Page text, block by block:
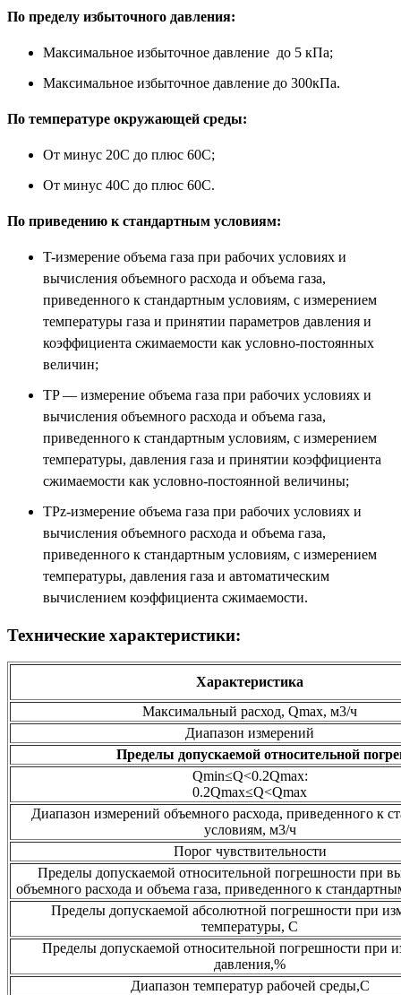
По пределу избыточного давления:
Максимальное избыточное давление до 5 кПа;
Максимальное избыточное давление до 300кПа.
По температуре окружающей среды:
От минус 20С до плюс 60С;
От минус 40С до плюс 60С.
По приведению к стандартным условиям:
T-измерение объема газа при рабочих условиях и
вычисления объемного расхода и объема газа,
приведенного к стандартным условиям, с измерением
температуры газа и принятии параметров давления и
коэффициента сжимаемости как условно-постоянных
величин;
TP — измерение объема газа при рабочих условиях и
вычисления объемного расхода и объема газа,
приведенного к стандартным условиям, с измерением
температуры, давления газа и принятии коэффициента
сжимаемости как условно-постоянной величины;
TPz-измерение объема газа при рабочих условиях и
вычисления объемного расхода и объема газа,
приведенного к стандартным условиям, с измерением
температуры, давления газа и автоматическим
вычислением коэффициента сжимаемости.
Технические характеристики:
Характеристика
Максимальный расход, Qmax, м3/ч
Диапазон измерений
Пределы допускаемой относительной
Qmin≤Q<0.2Qmax:
0.2Qmax≤Q<Qmax
Диапазон измерений объемного расхода, приведенного к
условиям, м3/ч
Порог чувствительности
Пределы допускаемой относительной погрешности при
объемного расхода и объема газа, приведенного к
Пределы допускаемой абсолютной погрешности при
температуры, С
Пределы допускаемой относительной погрешности при
давления,%
Диапазон температур рабочей среды,С